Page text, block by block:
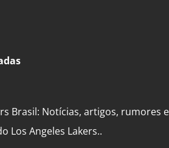
Brasil: Notícias, artigos, rumores e
Los Angeles Lakers..